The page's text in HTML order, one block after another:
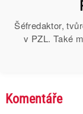
Šéfredaktor,
v PZL. Také
Komentáře